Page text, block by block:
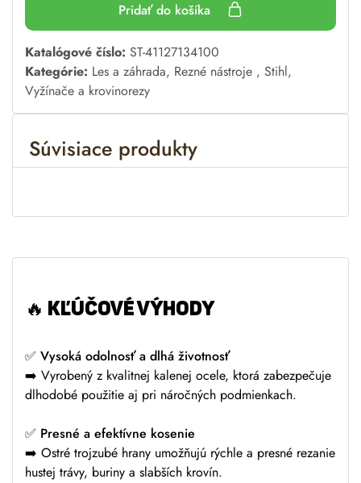
Pridať do košíka
A
l
t
e
n
a
Katalógové číslo: ST-41127134100
Kategórie: Les a záhrada, Rezné nástroje , Stihl,
Vyžínače a krovinorezy
Súvisiace produkty
🔥 KĽÚČOVÉ VÝHODY
✅ Vysoká odolnosť a dlhá životnosť
➡️ Vyrobený z kvalitnej kalenej ocele, ktorá zabezpečuje
dlhodobé použitie aj pri náročných podmienkach.
✅ Presné a efektívne kosenie
➡️ Ostré trojzubé hrany umožňujú rýchle a presné rezanie
hustej trávy, buriny a slabších krovín.